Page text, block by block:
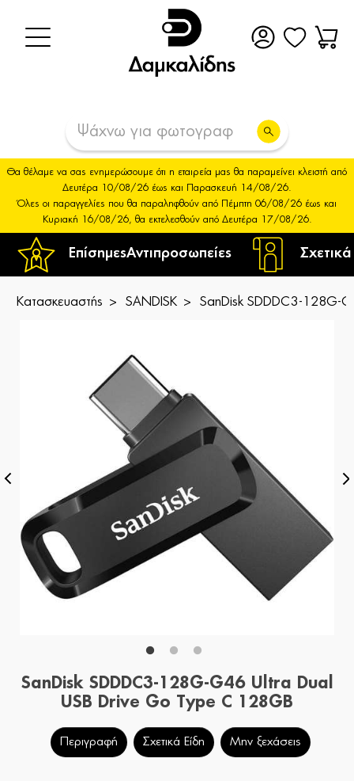
ΕπίσημεςΑντιπροσωπείες
Θα θέλαμε να σας ενημερώσουμε ότι η εταιρεία μας θα παραμείνει κλειστή από
Δευτέρα 10/08/26 έως και Παρασκευή 14/08/26.
Όλες οι παραγγελίες που θα παραληφθούν από Πέμπτη 06/08/26 έως και
Κυριακή 16/08/26, θα εκτελεσθούν από Δευτέρα 17/08/26.
Κατασκευαστής SANDISK SanDisk SDDDC3-128G-
SanDisk SDDDC3-128G-G46 Ultra Dual
USB Drive Go Type C 128GB
Περιγραφή Σχετικά Είδη Μην ξεχάσεις